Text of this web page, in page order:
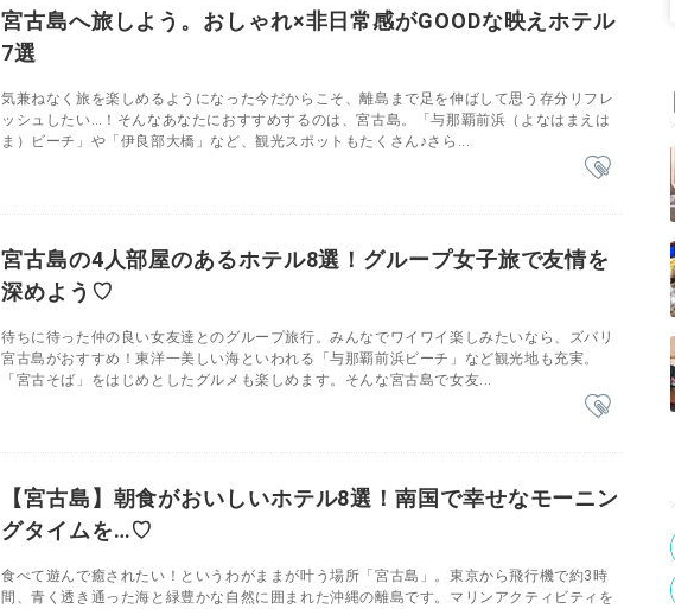
宮古島へ旅しよう。おしゃれ×非日常感がGOODな映えホテル
7選
気兼ねなく旅を楽しめるようになった今だからこそ、離島まで足を伸ばして思う存分リフレ
ッシュしたい…！そんなあなたにおすすめするのは、宮古島。「与那覇前浜（よなはまえは
ま）ビーチ」や「伊良部大橋」など、観光スポットもたくさん♪さら...
宮古島の4人部屋のあるホテル8選！グループ女子旅で友情を
深めよう♡
待ちに待った仲の良い女友達とのグループ旅行。みんなでワイワイ楽しみたいなら、ズバリ
宮古島がおすすめ！東洋一美しい海といわれる「与那覇前浜ビーチ」など観光地も充実。
「宮古そば」をはじめとしたグルメも楽しめます。そんな宮古島で女友...
【宮古島】朝食がおいしいホテル8選！南国で幸せなモーニン
グタイムを…♡
食べて遊んで癒されたい！というわがままが叶う場所「宮古島」。東京から飛行機で約3時
間、青く透き通った海と緑豊かな自然に囲まれた沖縄の離島です。マリンアクティビティを